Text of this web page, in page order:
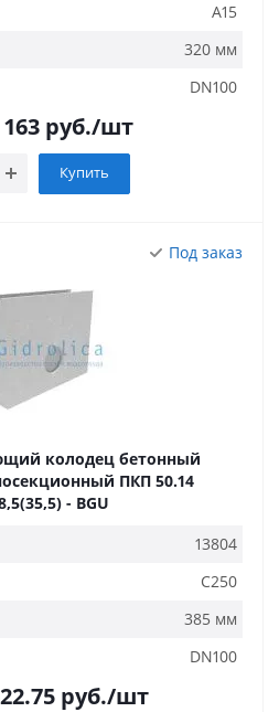
A15
320 мм
DN100
руб./шт
Купить
Под заказ
колодец бетонный
ПКП 50.14
- BGU
13804
C250
385 мм
DN100
руб./шт